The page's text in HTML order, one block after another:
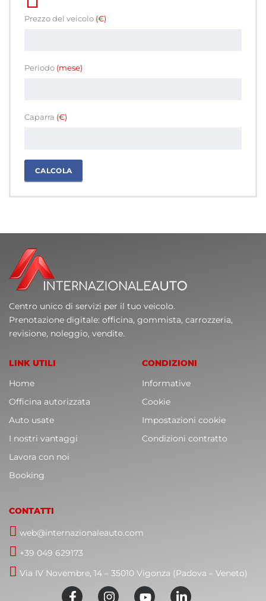
Prezzo del veicolo (€)
Periodo (mese)
Caparra (€)
CALCOLA
Centro unico di servizi per il tuo veicolo.
Prenotazione digitale: officina, gommista, carrozzeria,
revisione, noleggio, vendite.
LINK UTILI
Home
Officina autorizzata
Auto usate
I nostri vantaggi
Lavora con noi
Booking
CONDIZIONI
Informative
Cookie
Impostazioni cookie
Condizioni contratto
CONTATTI
web@internazionaleauto.com
+39 049 629173
Via IV Novembre, 14 – 35010 Vigonza (Padova – Veneto)